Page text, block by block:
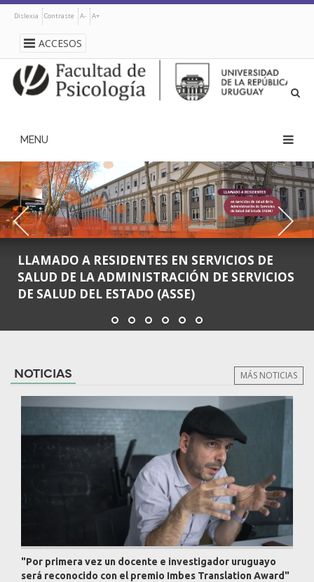
Pasar
principal
Dislexia Contraste A- A+
ACCESOS
navegación
principal
LLAMADO A RESIDENTES EN SERVICIOS DE
SALUD DE LA ADMINISTRACIÓN DE SERVICIOS
DE SALUD DEL ESTADO (ASSE)
NOTICIAS MÁS NOTICIAS
"Por primera vez un docente e investigador uruguayo
será reconocido con el premio Imbes Translation Award"